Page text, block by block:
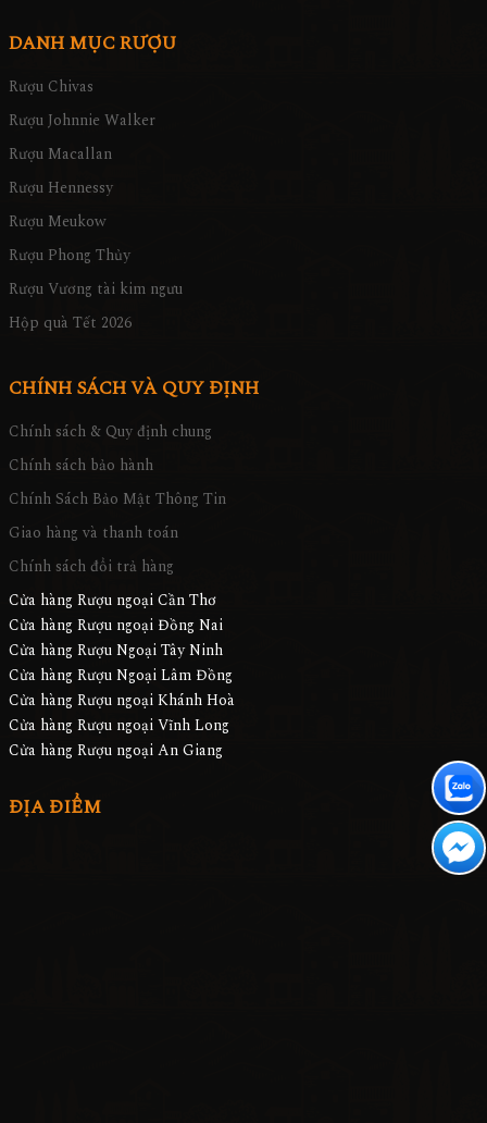
DANH MỤC RƯỢU
Rượu Chivas
Rượu Johnnie Walker
Rượu Macallan
Rượu Hennessy
Rượu Meukow
Rượu Phong Thủy
Rượu Vương tài kim ngưu
Hộp quà Tết 2026
CHÍNH SÁCH VÀ QUY ĐỊNH
Chính sách & Quy định chung
Chính sách bảo hành
Chính Sách Bảo Mật Thông Tin
Giao hàng và thanh toán
Chính sách đổi trả hàng
Cửa hàng Rượu ngoại Cần Thơ
Cửa hàng Rượu ngoại Đồng Nai
Cửa hàng Rượu Ngoại Tây Ninh
Cửa hàng Rượu Ngoại Lâm Đồng
Cửa hàng Rượu ngoại Khánh Hoà
Cửa hàng Rượu ngoại Vĩnh Long
Cửa hàng Rượu ngoại An Giang
ĐỊA ĐIỂM